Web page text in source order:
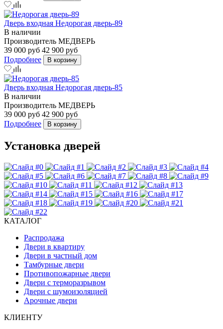
Дверь входная Недорогая дверь-89
В наличии
Производитель МЕДВЕРЬ
39 000 руб 42 900 руб
Подробнее
В корзину
Дверь входная Недорогая дверь-85
В наличии
Производитель МЕДВЕРЬ
39 000 руб 42 900 руб
Подробнее
В корзину
Установка дверей
КАТАЛОГ
Распродажа
Двери в квартиру
Двери в частный дом
Тамбурные двери
Противопожарные двери
Двери с терморазрывом
Двери с шумоизоляцией
Арочные двери
КЛИЕНТУ